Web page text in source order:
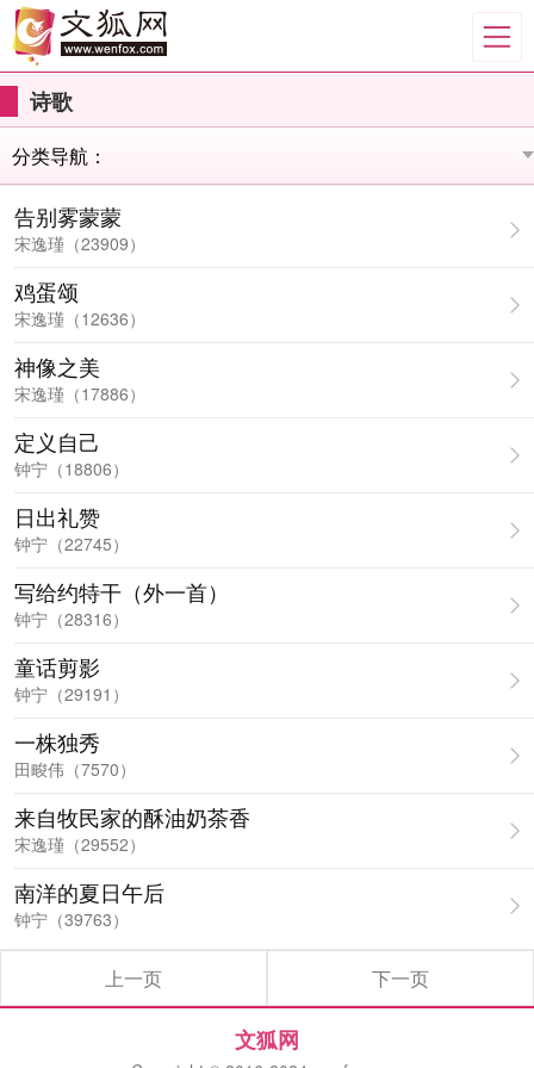
诗歌
告别雾蒙蒙
宋逸瑾（23909）
鸡蛋颂
宋逸瑾（12636）
神像之美
宋逸瑾（17886）
定义自己
钟宁（18806）
日出礼赞
钟宁（22745）
写给约特干（外一首）
钟宁（28316）
童话剪影
钟宁（29191）
一株独秀
田畯伟（7570）
来自牧民家的酥油奶茶香
宋逸瑾（29552）
南洋的夏日午后
钟宁（39763）
上一页 下一页
文狐网